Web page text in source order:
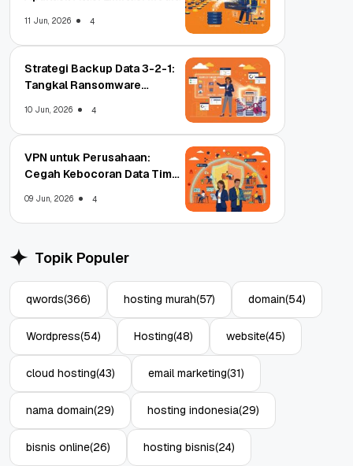
11 Jun, 2026 4
Strategi Backup Data 3-2-1:
Tangkal Ransomware
10 Jun, 2026 4
VPN untuk Perusahaan:
Cegah Kebocoran Data Tim
09 Jun, 2026 4
Topik Populer
qwords(366) hosting murah(57) domain(54)
Wordpress(54) Hosting(48) website(45)
cloud hosting(43) email marketing(31)
nama domain(29) hosting indonesia(29)
bisnis online(26) hosting bisnis(24)